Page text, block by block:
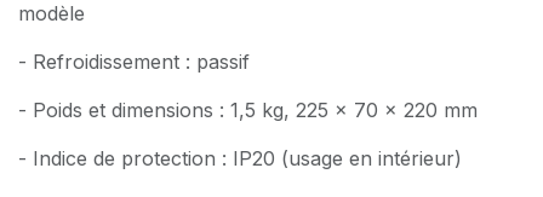
modèle
- Refroidissement : passif
- Poids et dimensions : 1,5 kg, 225 x 70 x 220 mm
- Indice de protection : IP20 (usage en intérieur)